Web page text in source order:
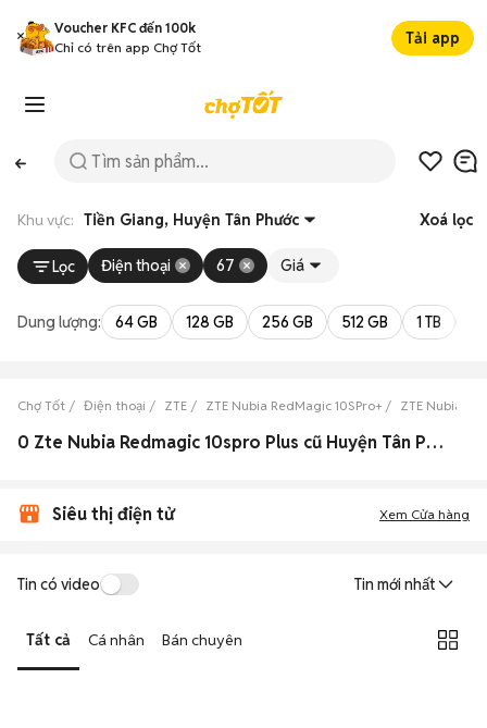
Voucher KFC đến 100k
Chỉ có trên app Chợ Tốt
Tải app
Khu vực: Tiền Giang, Huyện Tân Phước Xoá lọc
Lọc Điện thoại 67 Giá
Dung lượng: 64 GB 128 GB 256 GB 512 GB 1 TB
Chợ Tốt Điện thoại ZTE ZTE Nubia RedMagic 10SPro+ ZTE Nubia
0 Zte Nubia Redmagic 10spro Plus cũ Huyện Tân Phước, Tiền Giang đẹp
Siêu thị điện tử Xem Cửa hàng
Tin có video Tin mới nhất
Tất cả Cá nhân Bán chuyên